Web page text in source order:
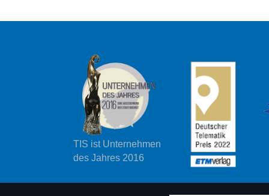
TIS ist Unternehmen
des Jahres 2016